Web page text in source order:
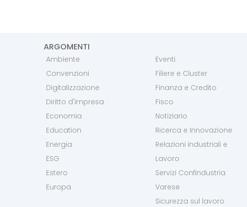
ARGOMENTI
Ambiente
Convenzioni
Digitalizzazione
Diritto d'impresa
Economia
Education
Energia
ESG
Estero
Europa
Eventi
Filiere e Cluster
Finanza e Credito
Fisco
Notiziario
Ricerca e Innovazione
Relazioni industriali e
Lavoro
Servizi Confindustria
Varese
Sicurezza sul lavoro